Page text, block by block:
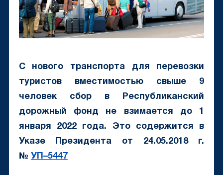
С нового транспорта для перевозки
туристов вместимостью свыше 9
человек сбор в Республиканский
дорожный фонд не взимается до 1
января 2022 года. Это содержится в
Указе Президента от 24.05.2018 г.
№ УП–5447